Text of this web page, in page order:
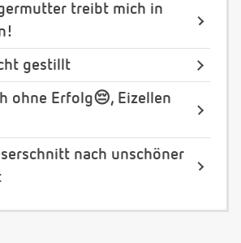
treibt mich in
gestillt
ohne Erfolg😔, Eizellen
nach unschöner